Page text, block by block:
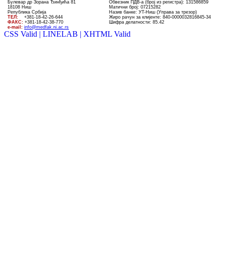
Булевар др Зорана Ђинђића 81
18108 Ниш
Република Србија
ТЕЛ: +381-18-42-26-644
ФАКС: +381-18-42-38-770
e-mail: info@medfak.ni.ac.rs
Обвезник ПДВ-а (број из регистра): 131586859
Матични број: 07215282
Назив банке: УT-Ниш (Управа за трезор)
Жиро рачун за клијенте:840-0000032816845-34
Шифра делатности: 85.42
CSS Valid | LINELAB | XHTML Valid